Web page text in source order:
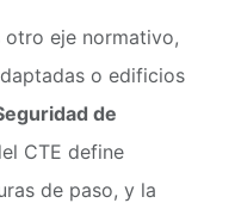
otro eje normativo,
o edificios
de
CTE define
de paso, y la